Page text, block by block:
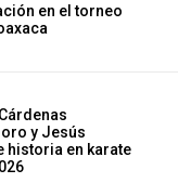
en el torneo
y Jesús
historia en karate